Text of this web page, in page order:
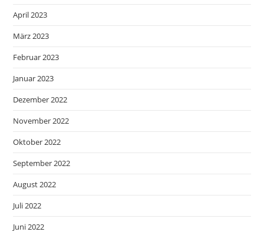
April 2023
März 2023
Februar 2023
Januar 2023
Dezember 2022
November 2022
Oktober 2022
September 2022
August 2022
Juli 2022
Juni 2022